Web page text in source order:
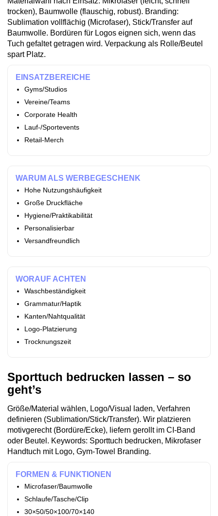
trocken), Baumwolle (flauschig, robust). Branding:
Sublimation vollflächig (Microfaser), Stick/Transfer auf
Baumwolle. Bordüren für Logos eignen sich, wenn das
Tuch gefaltet getragen wird. Verpackung als Rolle/Beutel
spart Platz.
EINSATZBEREICHE
Gyms/Studios
Vereine/Teams
Corporate Health
Lauf‑/Sportevents
Retail‑Merch
WARUM ALS WERBEGESCHENK
Hohe Nutzungshäufigkeit
Große Druckfläche
Hygiene/Praktikabilität
Personalisierbar
Versandfreundlich
WORAUF ACHTEN
Waschbeständigkeit
Grammatur/Haptik
Kanten/Nahtqualität
Logo‑Platzierung
Trocknungszeit
Sporttuch bedrucken lassen – so
geht’s
Größe/Material wählen, Logo/Visual laden, Verfahren
definieren (Sublimation/Stick/Transfer). Wir platzieren
motivgerecht (Bordüre/Ecke), liefern gerollt im CI‑Band
oder Beutel. Keywords: Sporttuch bedrucken, Mikrofaser
Handtuch mit Logo, Gym‑Towel Branding.
FORMEN & FUNKTIONEN
Microfaser/Baumwolle
Schlaufe/Tasche/Clip
30×50/50×100/70×140